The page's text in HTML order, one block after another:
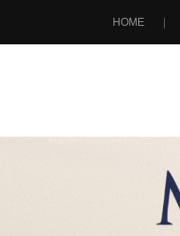
HOME